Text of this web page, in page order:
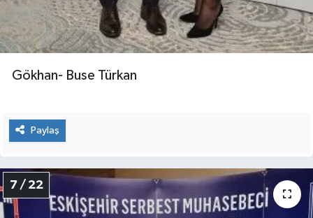
Gökhan- Buse Türkan
Paylaş
7 / 22